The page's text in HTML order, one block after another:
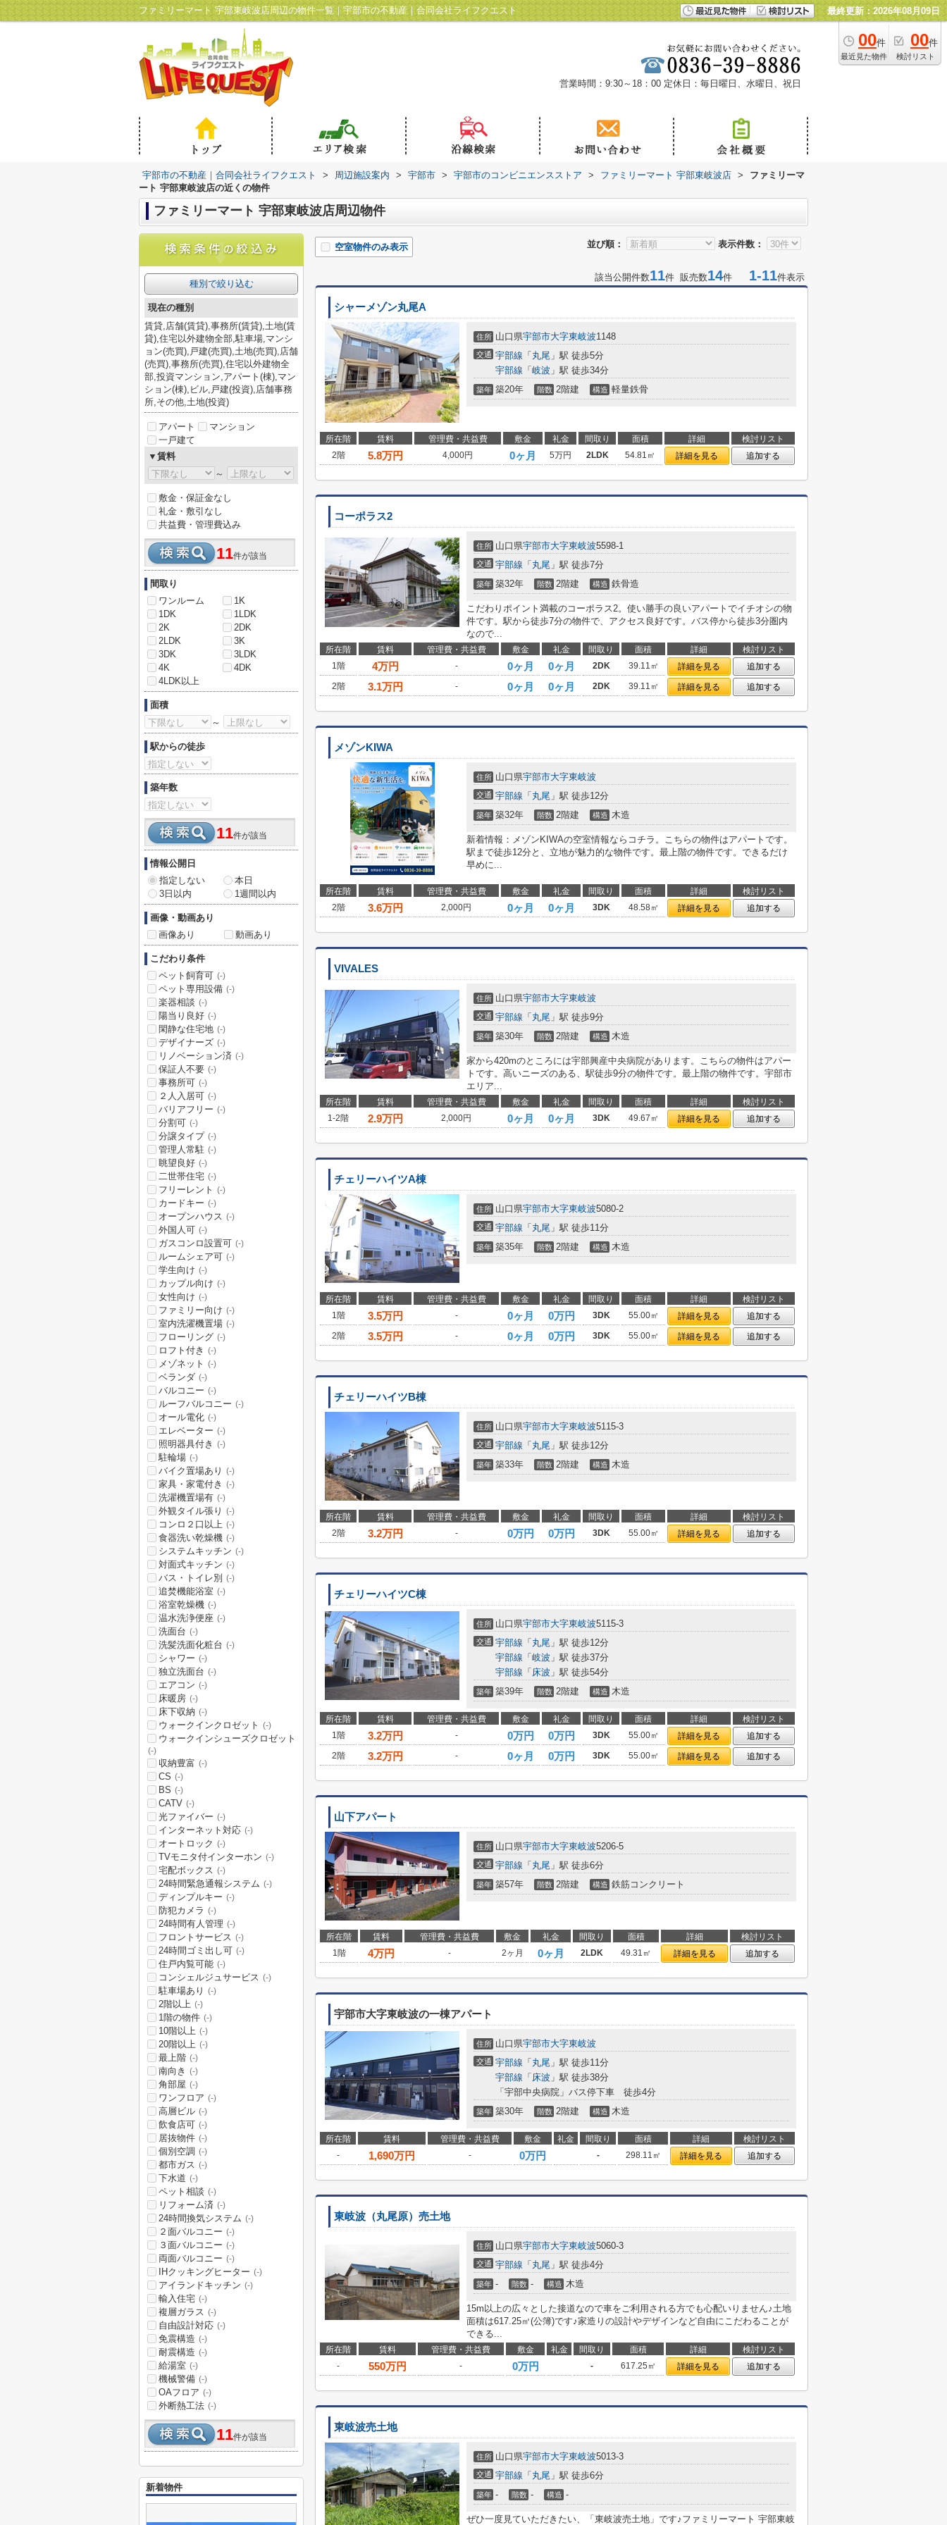
ファミリーマート 宇部東岐波店周辺の物件一覧｜宇部市の不動産｜合同会社ライフクエスト 最終更新：2026年08月09日
00件
最近見た物件
00件
検討リスト
営業時間：9:30～18：00 定休日：毎日曜日、水曜日、祝日
宇部市の不動産｜合同会社ライフクエスト > 周辺施設案内 > 宇部市 > 宇部市のコンビニエンスストア > ファミリーマート 宇部東岐波店 >
ファミリーマ
ート 宇部東岐波店の近くの物件
ファミリーマート 宇部東岐波店周辺物件
並び順： 表示件数：
空室物件のみ表示
該当公開件数11件 販売数14件 1-11件表示
シャーメゾン丸尾A
住所 山口県宇部市大字東岐波1148
交通 宇部線 「 丸尾 」駅 徒歩5分
宇部線 「 岐波 」駅 徒歩34分
築年 築20年 階数 2階建 構造 軽量鉄骨
所在階 賃料 管理費・共益費 敷金 礼金 間取り 面積 詳細
検討リスト
2階
5.8万円 4,000円 0ヶ月 5万円 2LDK 54.81㎡ 詳細を見る 追加する
コーポラス2
住所 山口県宇部市大字東岐波5598-1
交通 宇部線 「 丸尾 」駅 徒歩7分
築年 築32年 階数 2階建 構造 鉄骨造
こだわりポイント満載のコーポラス2。使い勝手の良いアパートでイチオシの物
件です。駅から徒歩7分の物件で、アクセス良好です。バス停から徒歩3分圏内
なので...
所在階 賃料 管理費・共益費 敷金 礼金 間取り 面積 詳細
検討リスト
1階
4万円 - 0ヶ月 0ヶ月 2DK 39.11㎡ 詳細を見る
追加する
2階
3.1万円 - 0ヶ月 0ヶ月 2DK 39.11㎡ 詳細を見る 追加する
メゾンKIWA
住所 山口県宇部市大字東岐波
交通 宇部線 「 丸尾 」駅 徒歩12分
築年 築32年 階数 2階建 構造 木造
新着情報：メゾンKIWAの空室情報ならコチラ。こちらの物件はアパートです。
駅まで徒歩12分と、立地が魅力的な物件です。最上階の物件です。できるだけ
早めに...
所在階 賃料 管理費・共益費 敷金 礼金 間取り 面積 詳細
検討リスト
2階
3.6万円 2,000円 0ヶ月 0ヶ月 3DK 48.58㎡ 詳細を見る 追加する
VIVALES
住所 山口県宇部市大字東岐波
交通 宇部線 「 丸尾 」駅 徒歩9分
築年 築30年 階数 2階建 構造 木造
家から420mのところには宇部興産中央病院があります。こちらの物件はアパー
トです。高いニーズのある、駅徒歩9分の物件です。最上階の物件です。宇部市
エリア...
所在階 賃料 管理費・共益費 敷金 礼金 間取り 面積 詳細
検討リスト
1-2階
2.9万円 2,000円 0ヶ月 0ヶ月 3DK 49.67㎡ 詳細を見る 追加する
チェリーハイツA棟
住所 山口県宇部市大字東岐波5080-2
交通 宇部線 「 丸尾 」駅 徒歩11分
築年 築35年 階数 2階建 構造 木造
所在階 賃料 管理費・共益費 敷金 礼金 間取り 面積 詳細
検討リスト
1階
3.5万円 - 0ヶ月 0万円 3DK 55.00㎡ 詳細を見る
追加する
2階
3.5万円 - 0ヶ月 0万円 3DK 55.00㎡ 詳細を見る 追加する
チェリーハイツB棟
住所 山口県宇部市大字東岐波5115-3
交通 宇部線 「 丸尾 」駅 徒歩12分
築年 築33年 階数 2階建 構造 木造
所在階 賃料 管理費・共益費 敷金 礼金 間取り 面積 詳細
検討リスト
2階
3.2万円 - 0万円 0万円 3DK 55.00㎡ 詳細を見る 追加する
チェリーハイツC棟
住所 山口県宇部市大字東岐波5115-3
交通 宇部線 「 丸尾 」駅 徒歩12分
宇部線 「 岐波 」駅 徒歩37分
宇部線 「 床波 」駅 徒歩54分
築年 築39年 階数 2階建 構造 木造
所在階 賃料 管理費・共益費 敷金 礼金 間取り 面積 詳細
検討リスト
1階
3.2万円 - 0万円 0万円 3DK 55.00㎡ 詳細を見る
追加する
2階
3.2万円 - 0ヶ月 0万円 3DK 55.00㎡ 詳細を見る 追加する
山下アパート
住所 山口県宇部市大字東岐波5206-5
交通 宇部線 「 丸尾 」駅 徒歩6分
築年 築57年 階数 2階建 構造 鉄筋コンクリート
所在階 賃料 管理費・共益費 敷金 礼金 間取り 面積 詳細
検討リスト
1階
4万円 - 2ヶ月 0ヶ月 2LDK 49.31㎡ 詳細を見る 追加する
宇部市大字東岐波の一棟アパート
住所 山口県宇部市大字東岐波
交通 宇部線 「 丸尾 」駅 徒歩11分
宇部線 「 床波 」駅 徒歩38分
「宇部中央病院」バス停下車 徒歩4分
築年 築30年 階数 2階建 構造 木造
所在階 賃料 管理費・共益費 敷金 礼金 間取り 面積 詳細
検討リスト
-
1,690万円 - 0万円 - 298.11㎡ 詳細を見る 追加する
東岐波（丸尾原）売土地
住所 山口県宇部市大字東岐波5060-3
交通 宇部線 「 丸尾 」駅 徒歩4分
築年 - 階数 - 構造 木造
15m以上の広々とした接道なので車をご利用される方でも心配いりません♪土地
面積は617.25㎡(公簿)です♪家造りの設計やデザインなど自由にこだわることが
できる...
所在階 賃料 管理費・共益費 敷金 礼金 間取り 面積 詳細
検討リスト
-
550万円 - 0万円 - 617.25㎡ 詳細を見る 追加する
東岐波売土地
住所 山口県宇部市大字東岐波5013-3
交通 宇部線 「 丸尾 」駅 徒歩6分
築年 - 階数 - 構造 -
ぜひ一度見ていただきたい、「東岐波売土地」です♪ファミリーマート 宇部東岐
種別で絞り込む
現在の種別
賃貸,店舗(賃貸),事務所(賃貸),土地(賃
貸),住宅以外建物全部,駐車場,マンシ
ョン(売買),戸建(売買),土地(売買),店舗
(売買),事務所(売買),住宅以外建物全
部,投資マンション,アパート(棟),マン
ション(棟),ビル,戸建(投資),店舗事務
所,その他,土地(投資)
アパート
マンション
一戸建て
▼賃料
～
敷金・保証金なし
礼金・敷引なし
共益費・管理費込み
11件が該当
間取り
ワンルーム
1K
1DK
1LDK
2K
2DK
2LDK
3K
3DK
3LDK
4K
4DK
4LDK以上
面積
～
駅からの徒歩
築年数
11件が該当
情報公開日
指定しない
本日
3日以内
1週間以内
画像・動画あり
画像あり
動画あり
こだわり条件
ペット飼育可 (-)
ペット専用設備 (-)
楽器相談 (-)
陽当り良好 (-)
閑静な住宅地 (-)
デザイナーズ (-)
リノベーション済 (-)
保証人不要 (-)
事務所可 (-)
２人入居可 (-)
バリアフリー (-)
分割可 (-)
分譲タイプ (-)
管理人常駐 (-)
眺望良好 (-)
二世帯住宅 (-)
フリーレント (-)
カードキー (-)
オープンハウス (-)
外国人可 (-)
ガスコンロ設置可 (-)
ルームシェア可 (-)
学生向け (-)
カップル向け (-)
女性向け (-)
ファミリー向け (-)
室内洗濯機置場 (-)
フローリング (-)
ロフト付き (-)
メゾネット (-)
ベランダ (-)
バルコニー (-)
ルーフバルコニー (-)
オール電化 (-)
エレベーター (-)
照明器具付き (-)
駐輪場 (-)
バイク置場あり (-)
家具・家電付き (-)
洗濯機置場有 (-)
外観タイル張り (-)
コンロ２口以上 (-)
食器洗い乾燥機 (-)
システムキッチン (-)
対面式キッチン (-)
バス・トイレ別 (-)
追焚機能浴室 (-)
浴室乾燥機 (-)
温水洗浄便座 (-)
洗面台 (-)
洗髪洗面化粧台 (-)
シャワー (-)
独立洗面台 (-)
エアコン (-)
床暖房 (-)
床下収納 (-)
ウォークインクロゼット (-)
ウォークインシューズクロゼット
(-)
収納豊富 (-)
CS (-)
BS (-)
CATV (-)
光ファイバー (-)
インターネット対応 (-)
オートロック (-)
TVモニタ付インターホン (-)
宅配ボックス (-)
24時間緊急通報システム (-)
ディンプルキー (-)
防犯カメラ (-)
24時間有人管理 (-)
フロントサービス (-)
24時間ゴミ出し可 (-)
住戸内覧可能 (-)
コンシェルジュサービス (-)
駐車場あり (-)
2階以上 (-)
1階の物件 (-)
10階以上 (-)
20階以上 (-)
最上階 (-)
南向き (-)
角部屋 (-)
ワンフロア (-)
高層ビル (-)
飲食店可 (-)
居抜物件 (-)
個別空調 (-)
都市ガス (-)
下水道 (-)
ペット相談 (-)
リフォーム済 (-)
24時間換気システム (-)
２面バルコニー (-)
３面バルコニー (-)
両面バルコニー (-)
IHクッキングヒーター (-)
アイランドキッチン (-)
輸入住宅 (-)
複層ガラス (-)
自由設計対応 (-)
免震構造 (-)
耐震構造 (-)
給湯室 (-)
機械警備 (-)
OAフロア (-)
外断熱工法 (-)
11件が該当
新着物件